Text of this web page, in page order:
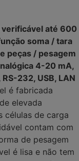
verificável até 600
soma / tara
peças / pesagem
4-20 mA,
232, USB, LAN
é fabricada
elevada
células de carga
contam com
de pesagem
é lisa e não tem